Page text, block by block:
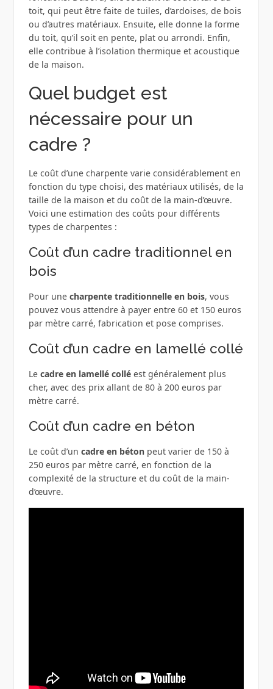
toit, qui peut être faite de tuiles, d’ardoises, de bois
ou d’autres matériaux. Ensuite, elle donne la forme
du toit, qu’il soit en pente, plat ou arrondi. Enfin,
elle contribue à l’isolation thermique et acoustique
de la maison.
Quel budget est
nécessaire pour un
cadre ?
Le coût d’une charpente varie considérablement en
fonction du type choisi, des matériaux utilisés, de la
taille de la maison et du coût de la main-d’œuvre.
Voici une estimation des coûts pour différents
types de charpentes :
Coût d’un cadre traditionnel en
bois
Pour une charpente traditionnelle en bois, vous
pouvez vous attendre à payer entre 60 et 150 euros
par mètre carré, fabrication et pose comprises.
Coût d’un cadre en lamellé collé
Le cadre en lamellé colléest généralement plus
cher, avec des prix allant de 80 à 200 euros par
mètre carré.
Coût d’un cadre en béton
Le coût d’un cadre en bétonpeut varier de 150 à
250 euros par mètre carré, en fonction de la
complexité de la structure et du coût de la main-
d’œuvre.